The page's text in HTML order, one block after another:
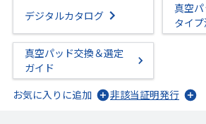
デジタルカタログ
真空
タイ
真空パッド交換＆選定
ガイド
お気に入りに追加
非該当証明発行